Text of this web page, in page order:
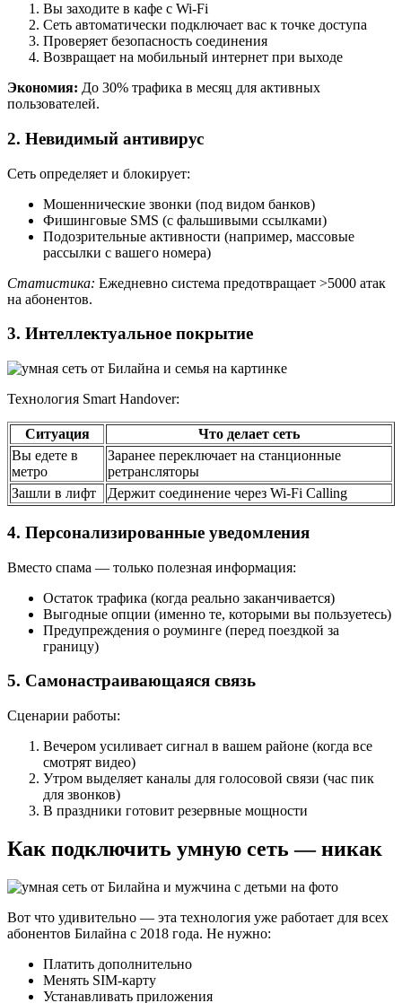
Вы заходите в кафе с Wi-Fi
Сеть автоматически подключает вас к точке доступа
Проверяет безопасность соединения
Возвращает на мобильный интернет при выходе
Экономия: До 30% трафика в месяц для активных
пользователей.
2. Невидимый антивирус
Сеть определяет и блокирует:
Мошеннические звонки (под видом банков)
Фишинговые SMS (с фальшивыми ссылками)
Подозрительные активности (например, массовые
рассылки с вашего номера)
Статистика: Ежедневно система предотвращает >5000 атак
на абонентов.
3. Интеллектуальное покрытие
Технология Smart Handover:
Ситуация
Что делает сеть
Вы едете в
метро
Заранее переключает на станционные
ретрансляторы
Зашли в лифт
Держит соединение через Wi-Fi Calling
4. Персонализированные уведомления
Вместо спама — только полезная информация:
Остаток трафика (когда реально заканчивается)
Выгодные опции (именно те, которыми вы пользуетесь)
Предупреждения о роуминге (перед поездкой за
границу)
5. Самонастраивающаяся связь
Сценарии работы:
Вечером усиливает сигнал в вашем районе (когда все
смотрят видео)
Утром выделяет каналы для голосовой связи (час пик
для звонков)
В праздники готовит резервные мощности
Как подключить умную сеть — никак
Вот что удивительно — эта технология уже работает для всех
абонентов Билайна с 2018 года. Не нужно:
Платить дополнительно
Менять SIM-карту
Устанавливать приложения